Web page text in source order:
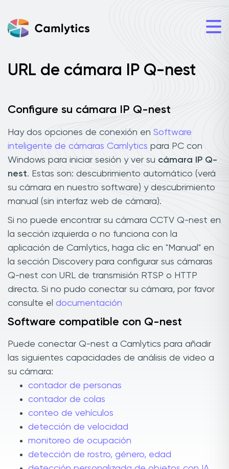
URL de cámara IP Q-nest
Configure su cámara IP Q-nest
Hay dos opciones de conexión en Software
inteligente de cámaras Camlytics para PC con
Windows para iniciar sesión y ver su cámara IP Q-
nest. Estas son: descubrimiento automático (verá
su cámara en nuestro software) y descubrimiento
manual (sin interfaz web de cámara).
Si no puede encontrar su cámara CCTV Q-nest en
la sección izquierda o no funciona con la
aplicación de Camlytics, haga clic en "Manual" en
la sección Discovery para configurar sus cámaras
Q-nest con URL de transmisión RTSP o HTTP
directa. Si no pudo conectar su cámara, por favor
consulte el documentación
Software compatible con Q-nest
Puede conectar Q-nest a Camlytics para añadir
las siguientes capacidades de análisis de video a
su cámara:
contador de personas
contador de colas
conteo de vehículos
detección de velocidad
monitoreo de ocupación
detección de rostro, género, edad